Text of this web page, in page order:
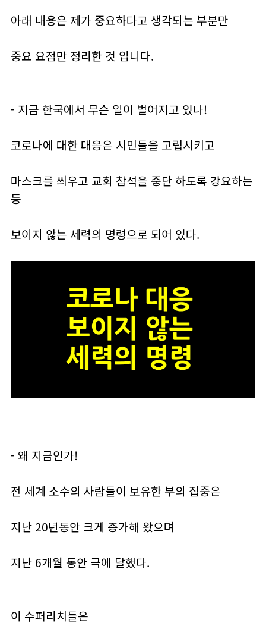
아래 내용은 제가 중요하다고 생각되는 부분만
중요 요점만 정리한 것 입니다.
- 지금 한국에서 무슨 일이 벌어지고 있나!
코로나에 대한 대응은 시민들을 고립시키고
마스크를 씌우고 교회 참석을 중단 하도록 강요하는
등
보이지 않는 세력의 명령으로 되어 있다.
- 왜 지금인가!
전 세계 소수의 사람들이 보유한 부의 집중은
지난 20년동안 크게 증가해 왔으며
지난 6개월 동안 극에 달했다.
이 수퍼리치들은